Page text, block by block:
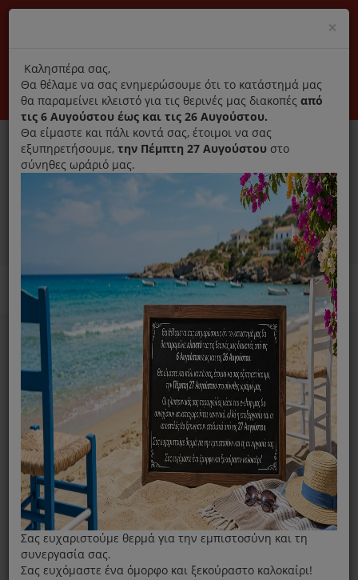
Αποκλειστικά γνήσια ανταλλακτικά
Σύνδεση Εγγραφή Εταιρεία Επικοινωνία
0
Ανταλλακτικά ηλεκτρικών συσκευών MENU
Home Ψυγείο Καθαριστικά Ψυγείου
ΦΊΛΤΡΑ Ταξινόμηση ανά:
Εμφάνιση:
×
title
Καλησπέρα σας,
Θα θέλαμε να σας ενημερώσουμε ότι το κατάστημά μας
θα παραμείνει κλειστό για τις θερινές μας διακοπές από
τις 6 Αυγούστου έως και τις 26 Αυγούστου.
Θα είμαστε και πάλι κοντά σας, έτοιμοι να σας
εξυπηρετήσουμε, την Πέμπτη 27 Αυγούστου στο
σύνηθες ωράριό μας.
Σας ευχαριστούμε θερμά για την εμπιστοσύνη και τη
συνεργασία σας.
Σας ευχόμαστε ένα όμορφο και ξεκούραστο καλοκαίρι!